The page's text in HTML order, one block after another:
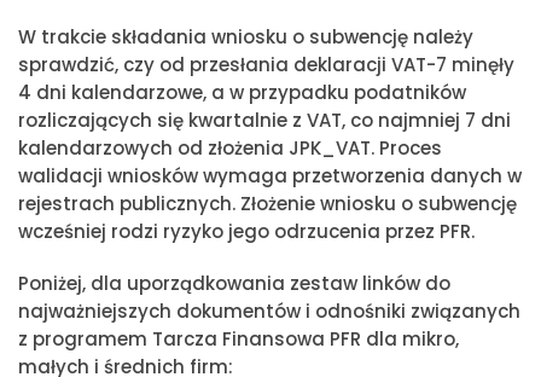
W trakcie składania wniosku o subwencję należy
sprawdzić, czy od przesłania deklaracji VAT-7 minęły
4 dni kalendarzowe, a w przypadku podatników
rozliczających się kwartalnie z VAT, co najmniej 7 dni
kalendarzowych od złożenia JPK_VAT. Proces
walidacji wniosków wymaga przetworzenia danych w
rejestrach publicznych. Złożenie wniosku o subwencję
wcześniej rodzi ryzyko jego odrzucenia przez PFR.
Poniżej, dla uporządkowania zestaw linków do
najważniejszych dokumentów i odnośniki związanych
z programem Tarcza Finansowa PFR dla mikro,
małych i średnich firm: